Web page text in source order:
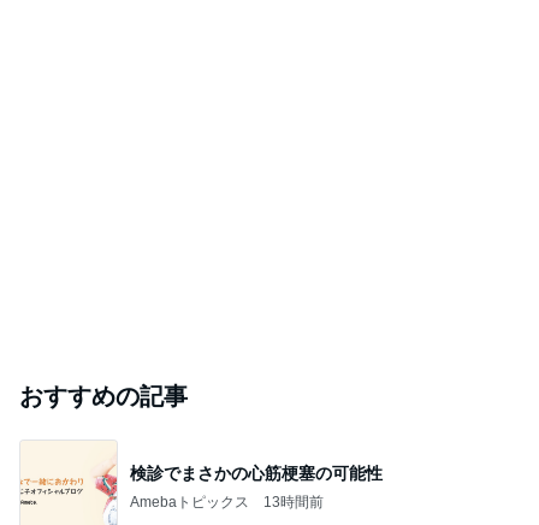
おすすめの記事
検診でまさかの心筋梗塞の可能性
Amebaトピックス 13時間前